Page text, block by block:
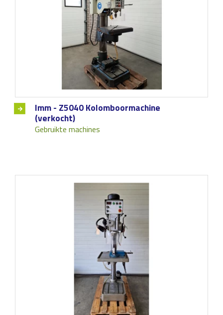
Imm - Z5040 Kolomboormachine
(verkocht)
Gebruikte machines